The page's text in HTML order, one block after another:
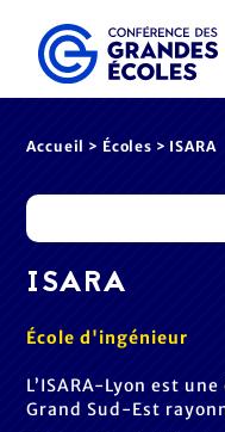
Accueil > Écoles > ISARA
ISARA
École d'ingénieur
L’ISARA-Lyon est
Grand Sud-Est